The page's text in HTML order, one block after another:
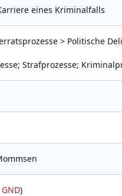
eines Kriminalfalls
> Politische
Strafprozesse;
GND)